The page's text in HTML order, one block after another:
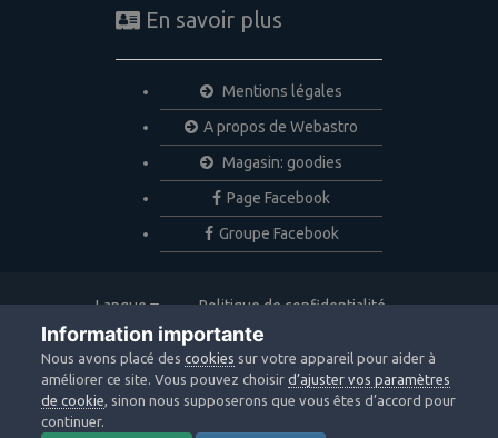
En savoir plus
Mentions légales
A propos de Webastro
Magasin: goodies
Page Facebook
Groupe Facebook
Langue
Politique de confidentialité
Nous contacter
Copyright © 2020 Webastro
Powered by Invision Community
Information importante
Nous avons placé descookies sur votre appareil pour aider à
améliorer ce site. Vous pouvez choisird’ajuster vos paramètres
de cookie, sinon nous supposerons que vous êtes d’accord pour
continuer.